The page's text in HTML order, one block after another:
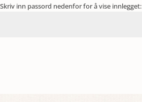
Skriv inn passord nedenfor for å vise innlegget: